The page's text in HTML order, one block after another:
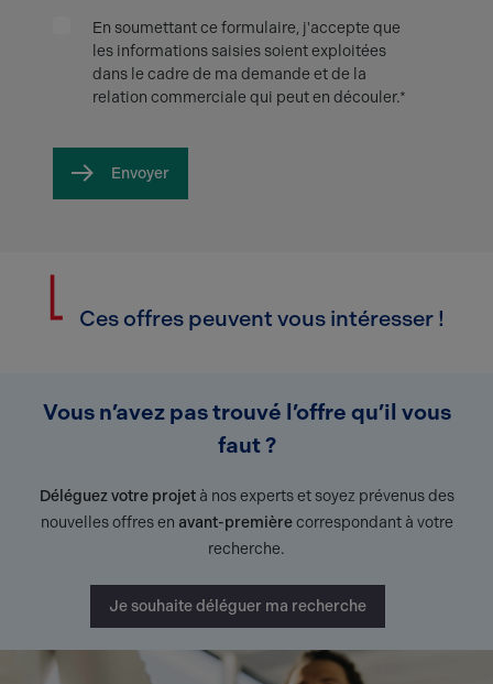
En soumettant ce formulaire, j'accepte que
les informations saisies soient exploitées
dans le cadre de ma demande et de la
relation commerciale qui peut en découler.*
Envoyer
Ces offres peuvent vous intéresser !
Vous n’avez pas trouvé l’offre qu’il vous
faut ?
Déléguez votre projetà nos experts et soyez prévenus des
nouvelles offres en avant-premièrecorrespondant à votre
recherche.
Je souhaite déléguer ma recherche